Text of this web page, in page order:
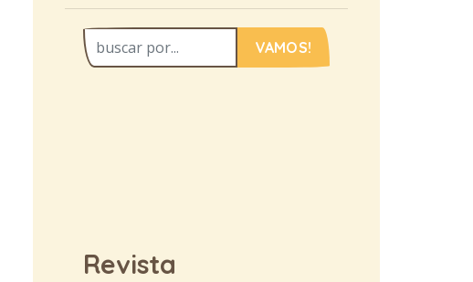
VAMOS!
Revista